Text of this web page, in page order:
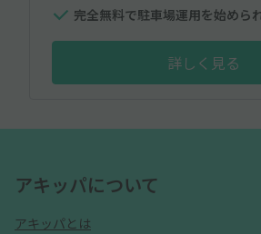
完全無料で駐車場運用を始めら
詳しく見る
アキッパについて
アキッパとは